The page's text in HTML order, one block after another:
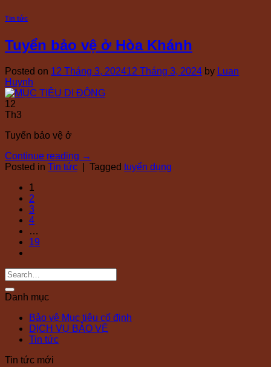
Tin tức
Tuyển bảo vệ ở Hòa Khánh
Posted on 12 Tháng 3, 202412 Tháng 3, 2024 by Luan
Huynh
12
Th3
Tuyển bảo vệ ở
Continue reading →
Posted in Tin tức Tagged tuyển dụng
1
2
3
4
…
19
Danh mục
Bảo vệ Mục tiêu cố định
DỊCH VỤ BẢO VỆ
Tin tức
Tin tức mới